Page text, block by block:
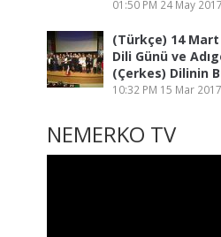
01:50 PM 24 May 2017
(Türkçe) 14 Mart
Dili Günü ve
(Çerkes) Dilinin
10:32 PM 15 Mar 2017
NEMERKO TV